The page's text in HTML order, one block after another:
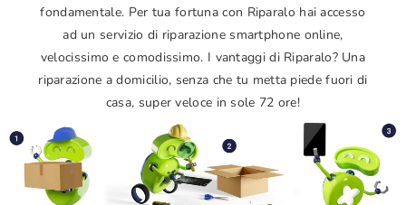
fondamentale. Per tua fortuna con Riparalo hai accesso
ad un servizio di riparazione smartphone online,
velocissimo e comodissimo. I vantaggi di Riparalo? Una
riparazione a domicilio, senza che tu metta piede fuori di
casa, super veloce in sole 72 ore!